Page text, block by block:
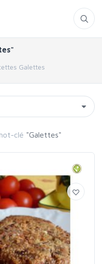
Galettes
clé "Galettes"